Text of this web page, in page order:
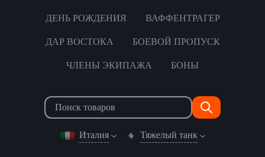
ДЕНЬ РОЖДЕНИЯ ВАФФЕНТРАГЕР
ДАР ВОСТОКА БОЕВОЙ ПРОПУСК
ЧЛЕНЫ ЭКИПАЖА БОНЫ
Италия Тяжелый танк